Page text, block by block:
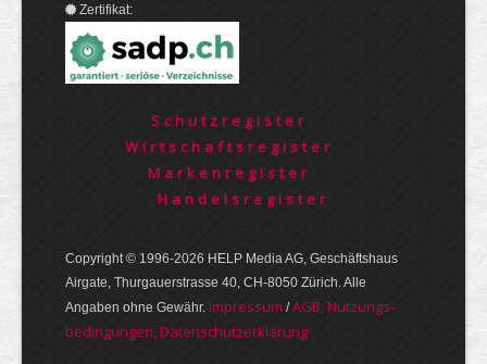
Zertifikat:
Schutzregister
Wirtschaftsregister
Markenregister
Handelsregister
Copyright © 1996-2026 HELP Media AG, Geschäftshaus
Airgate, Thurgauer­strasse 40, CH-8050 Zürich. Alle
Angaben ohne Gewähr. Im­pres­sum /AGB, Nut­zungs­
bedin­gungen, Daten­schutz­er­klärung